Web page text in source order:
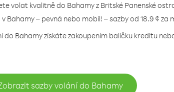
volat kvalitně do Bahamy z Britské Panenské
Bahamy – pevná nebo mobil! – sazby od 18.9 ¢ za
do Bahamy získáte zakoupením balíčku kreditu
sazby volání do Bahamy